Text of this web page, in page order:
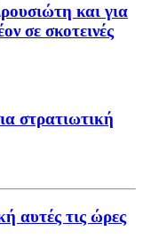
και για
σε σκοτεινές
στρατιωτική
αυτές τις ώρες